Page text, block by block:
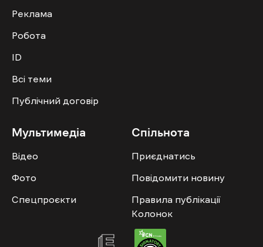
Реклама
Робота
ID
Всі теми
Публічний договір
Мультимедіа
Відео
Фото
Спецпроєкти
Спільнота
Приєднатись
Повідомити новину
Правила публікації
Колонок